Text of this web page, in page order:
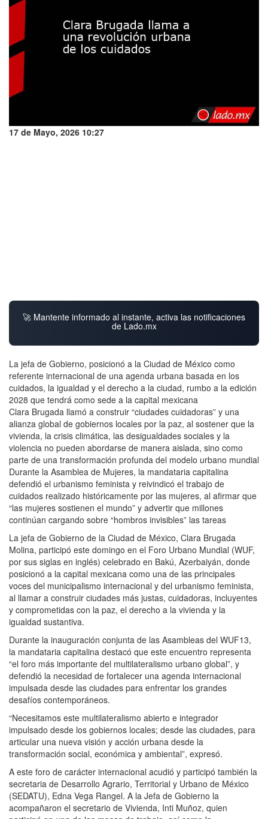
17 de Mayo, 2026 10:27
🚀 Mantente informado al instante, activa las notificaciones
de Lado.mx
La jefa de Gobierno, posicionó a la Ciudad de México como
referente internacional de una agenda urbana basada en los
cuidados, la igualdad y el derecho a la ciudad, rumbo a la edición
2028 que tendrá como sede a la capital mexicana
Clara Brugada llamó a construir “ciudades cuidadoras” y una
alianza global de gobiernos locales por la paz, al sostener que la
vivienda, la crisis climática, las desigualdades sociales y la
violencia no pueden abordarse de manera aislada, sino como
parte de una transformación profunda del modelo urbano mundial
Durante la Asamblea de Mujeres, la mandataria capitalina
defendió el urbanismo feminista y reivindicó el trabajo de
cuidados realizado históricamente por las mujeres, al afirmar que
“las mujeres sostienen el mundo” y advertir que millones
continúan cargando sobre “hombros invisibles” las tareas
La jefa de Gobierno de la Ciudad de México, Clara Brugada
Molina, participó este domingo en el Foro Urbano Mundial (WUF,
por sus siglas en inglés) celebrado en Bakú, Azerbaiyán, donde
posicionó a la capital mexicana como una de las principales
voces del municipalismo internacional y del urbanismo feminista,
al llamar a construir ciudades más justas, cuidadoras, incluyentes
y comprometidas con la paz, el derecho a la vivienda y la
igualdad sustantiva.
Durante la inauguración conjunta de las Asambleas del WUF13,
la mandataria capitalina destacó que este encuentro representa
“el foro más importante del multilateralismo urbano global”, y
defendió la necesidad de fortalecer una agenda internacional
impulsada desde las ciudades para enfrentar los grandes
desafíos contemporáneos.
“Necesitamos este multilateralismo abierto e integrador
impulsado desde los gobiernos locales; desde las ciudades, para
articular una nueva visión y acción urbana desde la
transformación social, económica y ambiental”, expresó.
A este foro de carácter internacional acudió y participó también la
secretaria de Desarrollo Agrario, Territorial y Urbano de México
(SEDATU), Edna Vega Rangel. A la Jefa de Gobierno la
acompañaron el secretario de Vivienda, Inti Muñoz, quien